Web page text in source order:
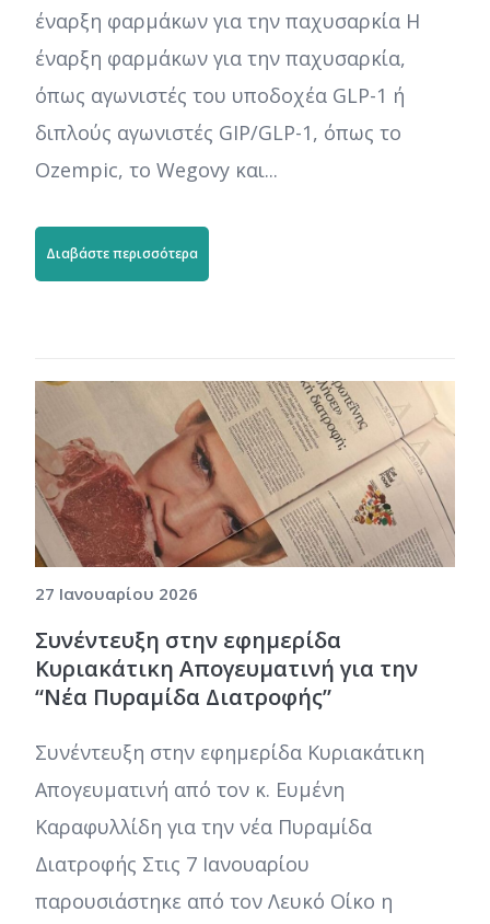
έναρξη φαρμάκων για την παχυσαρκία Η
έναρξη φαρμάκων για την παχυσαρκία,
όπως αγωνιστές του υποδοχέα GLP-1 ή
διπλούς αγωνιστές GIP/GLP-1, όπως το
Ozempic, το Wegovy και...
Διαβάστε περισσότερα
27 Ιανουαρίου 2026
Συνέντευξη στην εφημερίδα
Κυριακάτικη Απογευματινή για την
“Νέα Πυραμίδα Διατροφής”
Συνέντευξη στην εφημερίδα Κυριακάτικη
Απογευματινή από τον κ. Ευμένη
Καραφυλλίδη για την νέα Πυραμίδα
Διατροφής Στις 7 Ιανουαρίου
παρουσιάστηκε από τον Λευκό Οίκο η